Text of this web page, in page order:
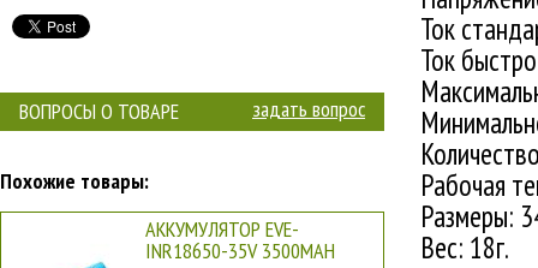
задать вопрос
ВОПРОСЫ О ТОВАРЕ
Похожие товары:
АККУМУЛЯТОР EVE-
INR18650-35V 3500MAH
Ток
Ток
Рабочая
Размеры:
Вес: 18г.